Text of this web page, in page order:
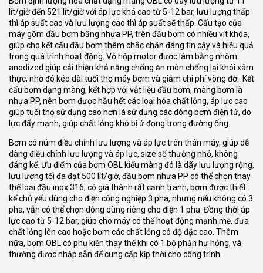
lít/giờ đến 521 lít/giờ với áp lực khá cao từ 5-12 bar, lưu lượng thấp
thì áp suất cao và lưu lượng cao thì áp suất sẽ thấp. Cấu tạo của
máy gồm đầu bơm bằng nhựa PP, trên đầu bơm có nhiều vít khóa,
giúp cho kết cấu đầu bơm thêm chắc chắn đáng tin cậy và hiệu quả
trong quá trình hoạt động. Vỏ hộp motor được làm bằng nhôm
anodized giúp cải thiện khả năng chống ăn mòn chống lại khói xâm
thực, nhờ đó kéo dài tuổi thọ máy bơm và giảm chi phí vòng đời. Kết
cấu bơm dạng màng, kết hợp với vật liệu đầu bơm, màng bơm là
nhựa PP, nên bơm được hầu hết các loại hóa chất lỏng, áp lực cao
giúp tuổi thọ sử dụng cao hơn là sử dụng các dòng bơm điện tử, do
lực đẩy mạnh, giúp chất lỏng khó bị ứ đọng trong đường ống.
Bơm có núm điều chỉnh lưu lượng và áp lực trên thân máy, giúp dễ
dàng điều chỉnh lưu lượng và áp lực, size số thường nhỏ, không
đáng kể. Ưu điểm của bơm OBL kiểu màng đó là dãy lưu lượng rộng,
lưu lượng tối đa đạt 500 lít/giờ, đầu bơm nhựa PP có thể chọn thay
thế loại đầu inox 316, có giá thành rất cạnh tranh, bơm được thiết
kế chủ yếu dùng cho điện công nghiệp 3 pha, nhưng nếu không có 3
pha, vẫn có thể chọn dòng dùng riêng cho điện 1 pha. Đồng thời áp
lực cao từ 5-12 bar, giúp cho máy có thể hoạt động mạnh mẽ, đưa
chất lỏng lên cao hoặc bơm các chất lỏng có độ đặc cao. Thêm
nữa, bơm OBL có phụ kiện thay thế khi có 1 bộ phận hư hỏng, và
thường được nhập sẵn để cung cấp kịp thời cho công trình.